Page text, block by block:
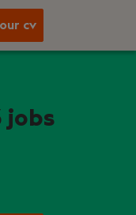
cv
jobs